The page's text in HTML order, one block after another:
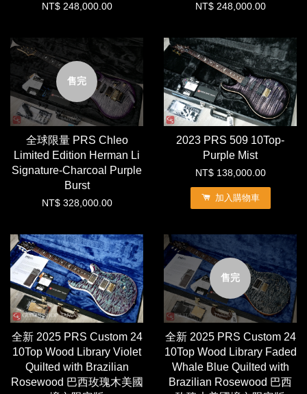
NT$ 248,000.00 NT$ 248,000.00
售完
全球限量 PRS Chleo
Limited Edition Herman Li
Signature-Charcoal Purple
Burst
NT$ 328,000.00
2023 PRS 509 10Top-
Purple Mist
NT$ 138,000.00
加入購物車
全新 2025 PRS Custom 24
10Top Wood Library Violet
Quilted with Brazilian
Rosewood 巴西玫瑰木美國
售完
全新 2025 PRS Custom 24
10Top Wood Library Faded
Whale Blue Quilted with
Brazilian Rosewood 巴西